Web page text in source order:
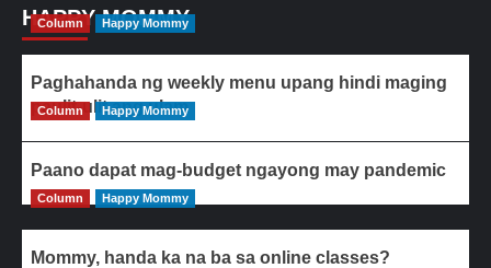
HAPPY MOMMY
Column Happy Mommy
Paghahanda ng weekly menu upang hindi maging
paulit-ulit ang ulam
Column Happy Mommy
Paano dapat mag-budget ngayong may pandemic
Column Happy Mommy
Mommy, handa ka na ba sa online classes?